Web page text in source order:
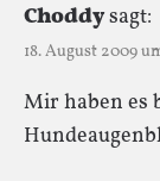
Choddysagt:
18. August 2009
Mir haben es